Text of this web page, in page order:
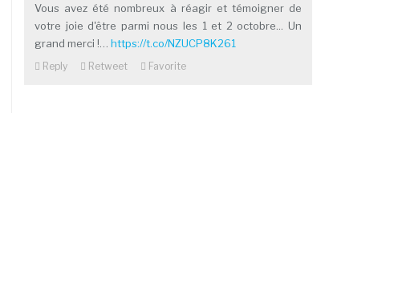
Vous avez été nombreux à réagir et témoigner de
votre joie d'être parmi nous les 1 et 2 octobre... Un
grand merci !… https://t.co/NZUCP8K261
Reply Retweet Favorite